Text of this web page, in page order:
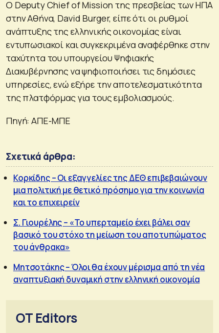
Ο Deputy Chief of Mission της πρεσβείας των ΗΠΑ
στην Αθήνα, David Burger, είπε ότι οι ρυθμοί
ανάπτυξης της ελληνικής οικονομίας είναι
εντυπωσιακοί και συγκεκριμένα αναφέρθηκε στην
ταχύτητα του υπουργείου Ψηφιακής
Διακυβέρνησης να ψηφιοποιήσει τις δημόσιες
υπηρεσίες, ενώ εξήρε την αποτελεσματικότητα
της πλατφόρμας για τους εμβολιασμούς.
Πηγή: ΑΠΕ-ΜΠΕ
Σχετικά άρθρα:
Κορκίδης – Οι εξαγγελίες της ΔΕΘ επιβεβαιώνουν
μια πολιτική με θετικό πρόσημο για την κοινωνία
και το επιχειρείν
Σ. Γιουρέλης – «Το υπερταμείο έχει βάλει σαν
βασικό του στόχο τη μείωση του αποτυπώματος
του άνθρακα»
Μητσοτάκης – Όλοι θα έχουν μέρισμα από τη νέα
αναπτυξιακή δυναμική στην ελληνική οικονομία
OT Editors